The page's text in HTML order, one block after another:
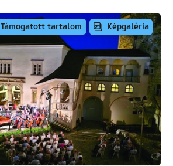
Támogatott tartalom Képgaléria